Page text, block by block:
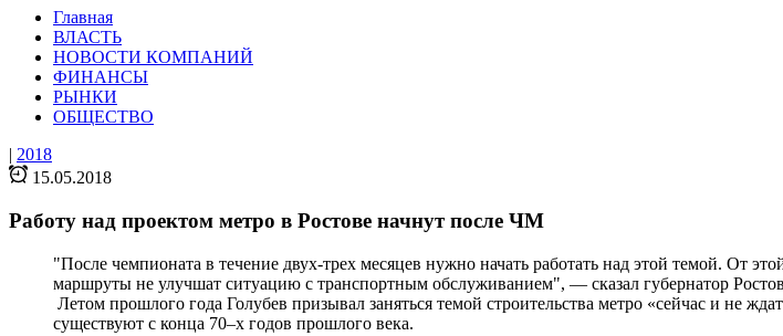
Главная
ВЛАСТЬ
НОВОСТИ КОМПАНИЙ
ФИНАНСЫ
РЫНКИ
ОБЩЕСТВО
| 2018
15.05.2018
Работу над проектом метро в Ростове начнут после ЧМ
"После чемпионата в течение двух-трех месяцев нужно начать работать над этой темой. От
маршруты не улучшат ситуацию с транспортным обслуживанием", — сказал губернатор
Летом прошлого года Голубев призывал заняться темой строительства метро «сейчас и не
существуют с конца 70–х годов прошлого века.